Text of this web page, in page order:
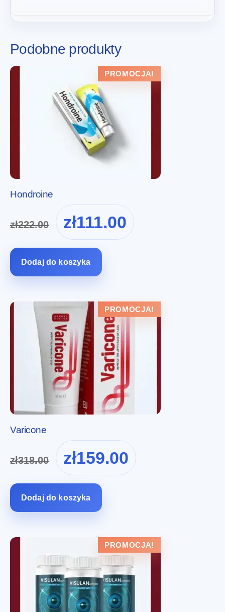
Podobne produkty
PROMOCJA!
Hondroine
zł222.00
Pierwotna
cena
wynosiła:
zł111.00
cena
Dodaj do koszyka
PROMOCJA!
Varicone
zł318.00
Pierwotna
cena
wynosiła:
zł159.00
cena
Dodaj do koszyka
PROMOCJA!